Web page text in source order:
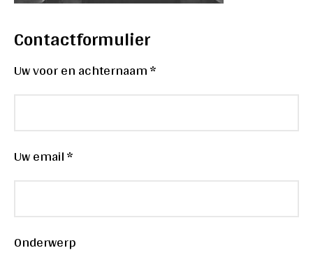
Contactformulier
Uw voor en achternaam *
Uw email *
Onderwerp